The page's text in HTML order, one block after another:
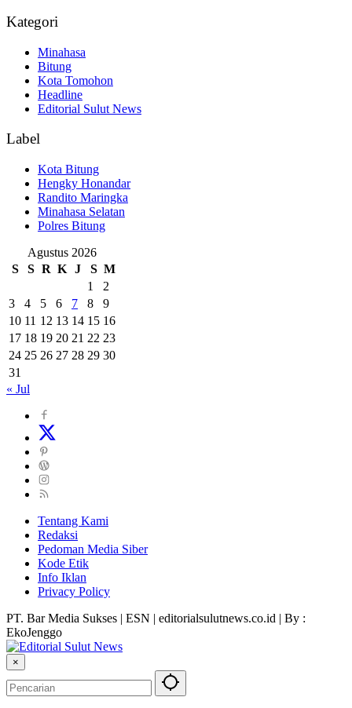
Kategori
Minahasa
Bitung
Kota Tomohon
Headline
Editorial Sulut News
Label
Kota Bitung
Hengky Honandar
Randito Maringka
Minahasa Selatan
Polres Bitung
Agustus 2026
S
S R K J S M
1
2
3
4 5 6 7 8
9
10 11 12 13 14 15 16
17 18 19 20 21 22 23
24 25 26 27 28 29 30
31
« Jul
Tentang Kami
Redaksi
Pedoman Media Siber
Kode Etik
Info Iklan
Privacy Policy
PT. Bar Media Sukses | ESN | editorialsulutnews.co.id | By :
EkoJenggo
×